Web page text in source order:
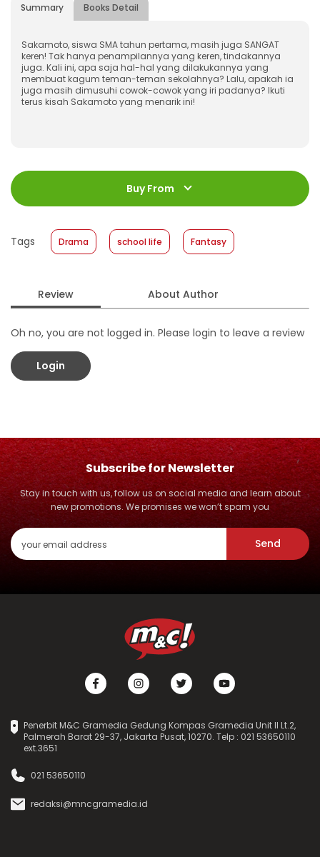
Summary Books Detail
Sakamoto, siswa SMA tahun pertama, masih juga SANGAT
keren! Tak hanya penampilannya yang keren, tindakannya
juga. Kali ini, apa saja hal-hal yang dilakukannya yang
membuat kagum teman-teman sekolahnya? Lalu, apakah ia
juga masih dimusuhi cowok-cowok yang iri padanya? Ikuti
terus kisah Sakamoto yang menarik ini!
ISBN :
978-602-339-534-7
192 halaman
Size
:
11,4 x 16,8
Format
: Hardcover
Buy From
Tags Drama school life Fantasy
Review About Author
Oh no, you are not logged in. Please login to leave a review
Login
Subscribe for Newsletter
Stay in touch with us, follow us on social media and learn about
new promotions. We promises we won’t spam you
Send
Penerbit M&C Gramedia Gedung Kompas Gramedia Unit II Lt.2,
Palmerah Barat 29-37, Jakarta Pusat, 10270. Telp : 021 53650110
ext.3651
021 53650110
redaksi@mncgramedia.id